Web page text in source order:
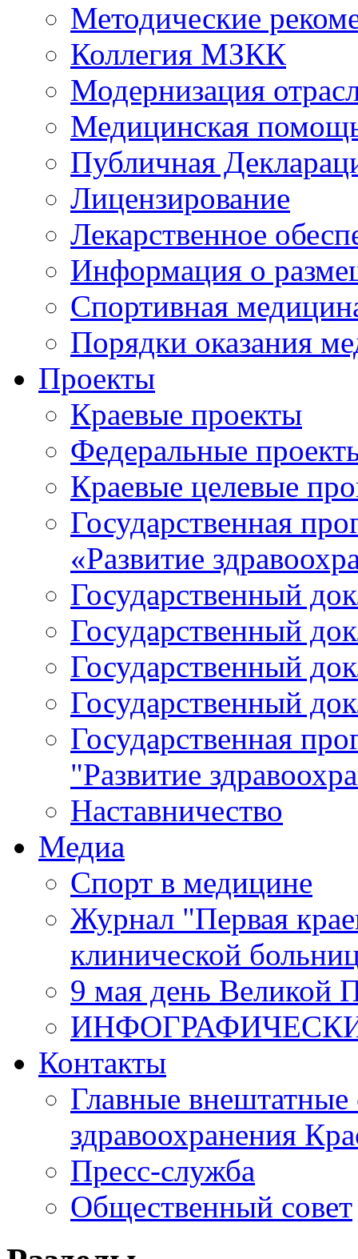
Методические
Коллегия МЗКК
Модернизация
Медицинская
Публичная
Лицензирование
Лекарственное
Информация о
Спортивная
Порядки оказания
Проекты
Краевые проекты
Федеральные
Краевые целевые
Государственная
«Развитие
Государственный
Государственный
Государственный
Государственный
Государственная
"Развитие
Наставничество
Медиа
Спорт в медицине
Журнал "Первая
клинической
9 мая день Великой
Контакты
Главные внештатные
здравоохранения
Пресс-служба
Общественный совет